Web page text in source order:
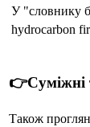
У "словнику
hydrocarbon
👉Суміжні
Також